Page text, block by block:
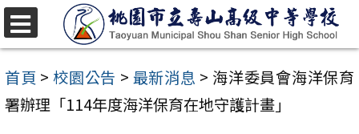
跳
至
主
要
首頁 > 校園公告 > 最新消息 > 海洋委員會海洋保育
署辦理「114年度海洋保育在地守護計畫」
選
單